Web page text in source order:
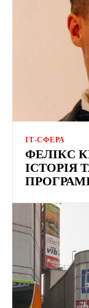
ІТ-СФЕРА
ФЕЛІКС
ІСТОРІЯ